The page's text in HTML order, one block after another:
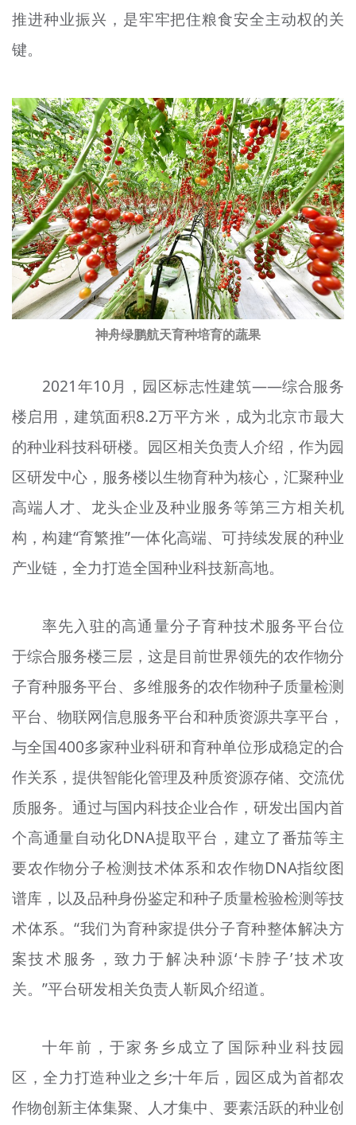
推进种业振兴，是牢牢把住粮食安全主动权的关
键。
神舟绿鹏航天育种培育的蔬果
2021年10月，园区标志性建筑——综合服务
楼启用，建筑面积8.2万平方米，成为北京市最大
的种业科技科研楼。园区相关负责人介绍，作为园
区研发中心，服务楼以生物育种为核心，汇聚种业
高端人才、龙头企业及种业服务等第三方相关机
构，构建“育繁推”一体化高端、可持续发展的种业
产业链，全力打造全国种业科技新高地。
率先入驻的高通量分子育种技术服务平台位
于综合服务楼三层，这是目前世界领先的农作物分
子育种服务平台、多维服务的农作物种子质量检测
平台、物联网信息服务平台和种质资源共享平台，
与全国400多家种业科研和育种单位形成稳定的合
作关系，提供智能化管理及种质资源存储、交流优
质服务。通过与国内科技企业合作，研发出国内首
个高通量自动化DNA提取平台，建立了番茄等主
要农作物分子检测技术体系和农作物DNA指纹图
谱库，以及品种身份鉴定和种子质量检验检测等技
术体系。“我们为育种家提供分子育种整体解决方
案技术服务，致力于解决种源‘卡脖子’技术攻
关。”平台研发相关负责人靳凤介绍道。
十年前，于家务乡成立了国际种业科技园
区，全力打造种业之乡;十年后，园区成为首都农
作物创新主体集聚、人才集中、要素活跃的种业创